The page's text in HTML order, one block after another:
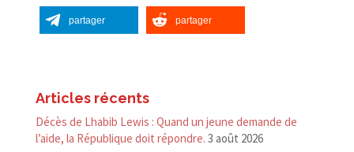
partager partager
Articles récents
Décès de Lhabib Lewis : Quand un jeune demande de
l’aide, la République doit répondre. 3 août 2026